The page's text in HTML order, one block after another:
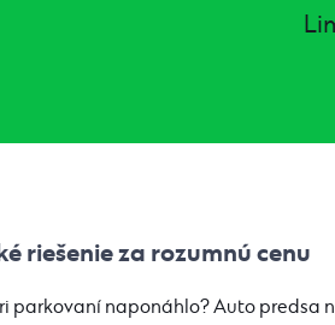
riešenie za rozumnú cenu
parkovaní naponáhlo? Auto predsa